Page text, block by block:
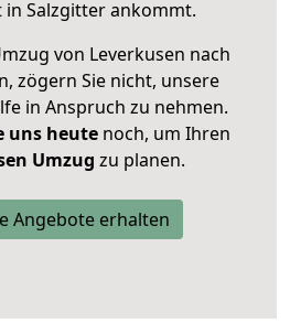
in Salzgitter ankommt.
von Leverkusen nach
zögern Sie nicht, unsere
in Anspruch zu nehmen.
uns heutenoch, um Ihren
Umzug zu planen.
Angebote erhalten